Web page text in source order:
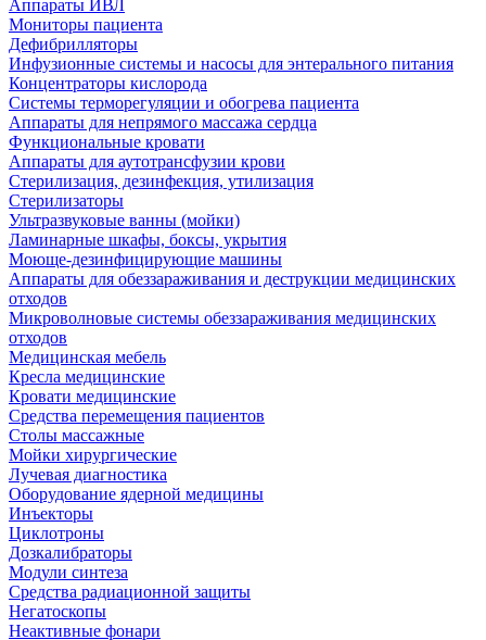
Аппараты ИВЛ
Мониторы пациента
Дефибрилляторы
Инфузионные системы и насосы для энтерального питания
Концентраторы кислорода
Системы терморегуляции и обогрева пациента
Аппараты для непрямого массажа сердца
Функциональные кровати
Аппараты для аутотрансфузии крови
Стерилизация, дезинфекция, утилизация
Стерилизаторы
Ультразвуковые ванны (мойки)
Ламинарные шкафы, боксы, укрытия
Моюще-дезинфицирующие машины
Аппараты для обеззараживания и деструкции медицинских
отходов
Микроволновые системы обеззараживания медицинских
отходов
Медицинская мебель
Кресла медицинские
Кровати медицинские
Средства перемещения пациентов
Столы массажные
Мойки хирургические
Лучевая диагностика
Оборудование ядерной медицины
Инъекторы
Циклотроны
Дозкалибраторы
Модули синтеза
Средства радиационной защиты
Негатоскопы
Неактивные фонари